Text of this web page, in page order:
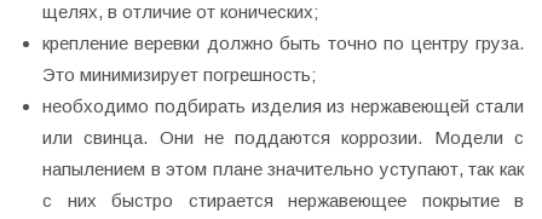
щелях, в отличие от конических;
крепление веревки должно быть точно по центру груза.
Это минимизирует погрешность;
необходимо подбирать изделия из нержавеющей стали
или свинца. Они не поддаются коррозии. Модели с
напылением в этом плане значительно уступают, так как
с них быстро стирается нержавеющее покрытие в